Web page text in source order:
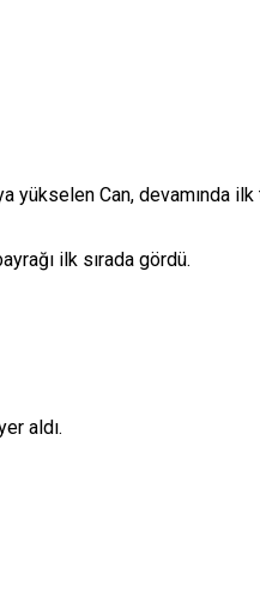
yükselen Can, devamında
ilk sırada gördü.
aldı.